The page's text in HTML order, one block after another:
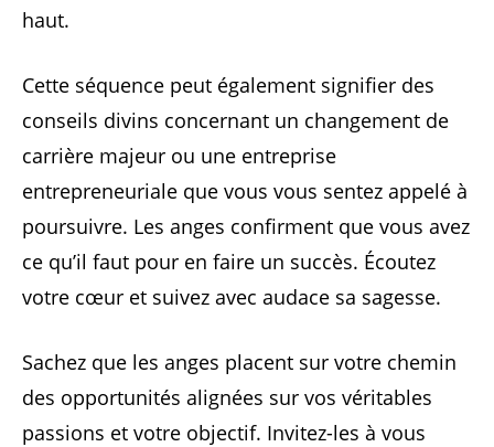
haut.
Cette séquence peut également signifier des
conseils divins concernant un changement de
carrière majeur ou une entreprise
entrepreneuriale que vous vous sentez appelé à
poursuivre. Les anges confirment que vous avez
ce qu’il faut pour en faire un succès. Écoutez
votre cœur et suivez avec audace sa sagesse.
Sachez que les anges placent sur votre chemin
des opportunités alignées sur vos véritables
passions et votre objectif. Invitez-les à vous